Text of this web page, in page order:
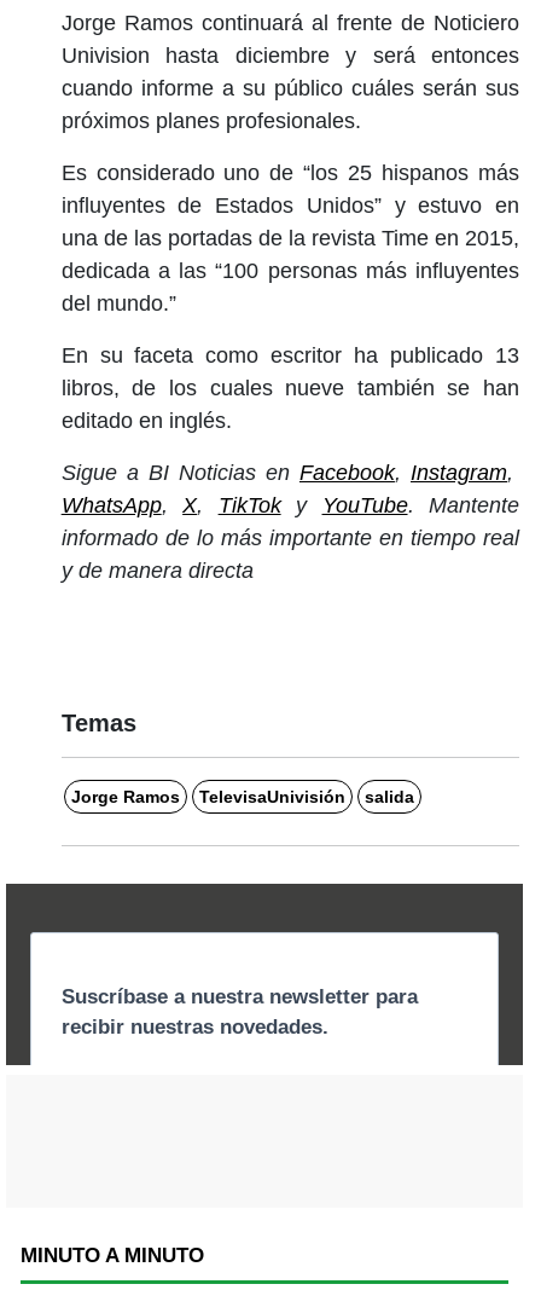
Jorge Ramos continuará al frente de Noticiero
Univision hasta diciembre y será entonces
cuando informe a su público cuáles serán sus
próximos planes profesionales.
Es considerado uno de “los 25 hispanos más
influyentes de Estados Unidos” y estuvo en
una de las portadas de la revista Time en 2015,
dedicada a las “100 personas más influyentes
del mundo.”
En su faceta como escritor ha publicado 13
libros, de los cuales nueve también se han
editado en inglés.
Sigue a BI Noticias en Facebook, Instagram,
WhatsApp,X, TikToky YouTube. Mantente
informado de lo más importante en tiempo real
y de manera directa
Temas
Jorge Ramos TelevisaUnivisión salida
MINUTO A MINUTO